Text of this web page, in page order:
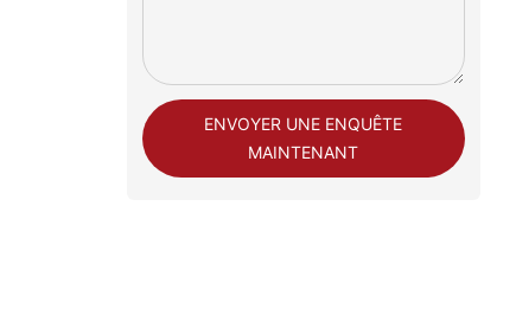
ENVOYER UNE ENQUÊTE
MAINTENANT